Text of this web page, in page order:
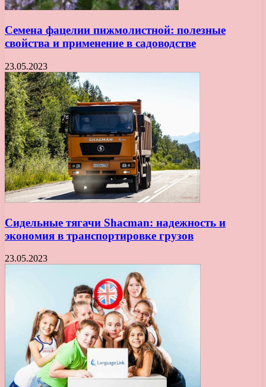
Семена фацелии пижмолистной: полезные
свойства и применение в садоводстве
23.05.2023
Сидельные тягачи Shacman: надежность и
экономия в транспортировке грузов
23.05.2023